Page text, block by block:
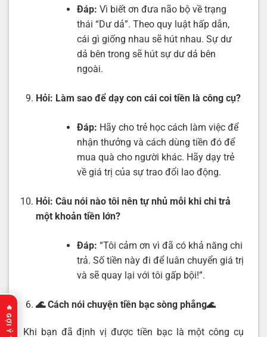
Đáp: Vì biết ơn đưa não bộ về trạng
thái “Dư dả”. Theo quy luật hấp dẫn,
cái gì giống nhau sẽ hút nhau. Sự dư
dả bên trong sẽ hút sự dư dả bên
ngoài.
Hỏi: Làm sao để dạy con cái coi tiền là công cụ?
Đáp: Hãy cho trẻ học cách làm việc để
nhận thưởng và cách dùng tiền đó để
mua quà cho người khác. Hãy dạy trẻ
về giá trị của sự trao đổi lao động.
Hỏi: Câu nói nào tôi nên tự nhủ mỗi khi chi trả
một khoản tiền lớn?
Đáp: “Tôi cảm ơn vì đã có khả năng chi
trả. Số tiền này đi để luân chuyển giá trị
và sẽ quay lại với tôi gấp bội!”.
🌊 Cách nói chuyện tiền bạc sòng phẳng🌊
Khi bạn đã định vị được tiền bạc là một công cụ